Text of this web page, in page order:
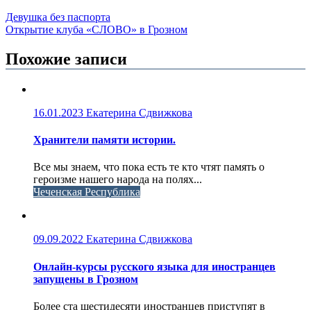
Девушка без паспорта
Открытие клуба «СЛОВО» в Грозном
Похожие записи
16.01.2023 Екатерина Сдвижкова
Хранители памяти истории.
Все мы знаем, что пока есть те кто чтят память о
героизме нашего народа на полях...
Чеченская Республика
09.09.2022 Екатерина Сдвижкова
Онлайн-курсы русского языка для иностранцев
запущены в Грозном
Более ста шестидесяти иностранцев приступят в